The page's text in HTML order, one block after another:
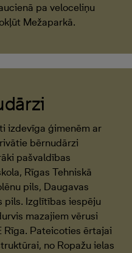
pa veloceliņu
Mežaparkā.
izdevīga ģimenēm ar
bērnudārzi
pašvaldības
Rīgas Tehniskā
pils, Daugavas
pils. Izglītības iespēju
mazajiem vērusi
Rīga. Pateicoties ērtajai
no Ropažu ielas